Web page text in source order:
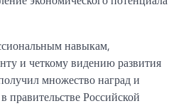
навыкам,
и четкому видению развития
множество наград и
правительстве Российской